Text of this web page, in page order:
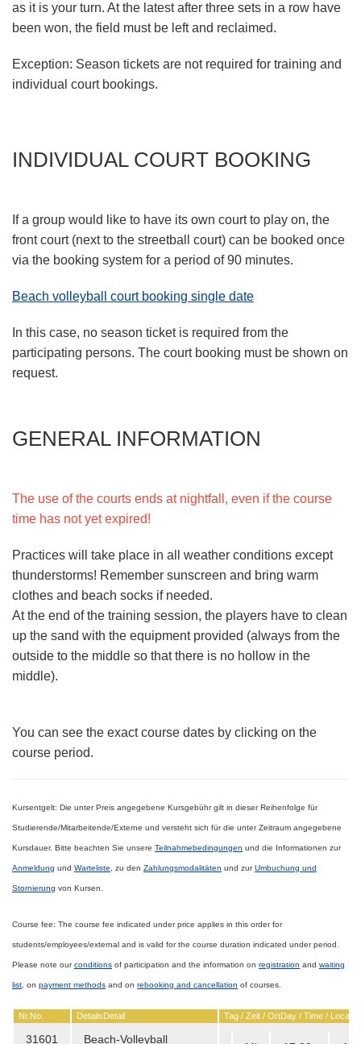
as it is your turn. At the latest after three sets in a row have
been won, the field must be left and reclaimed.
Exception: Season tickets are not required for training and
individual court bookings.
INDIVIDUAL COURT BOOKING
If a group would like to have its own court to play on, the
front court (next to the streetball court) can be booked once
via the booking system for a period of 90 minutes.
Beach volleyball court booking single date
In this case, no season ticket is required from the
participating persons. The court booking must be shown on
request.
GENERAL INFORMATION
The use of the courts ends at nightfall, even if the course
time has not yet expired!
Practices will take place in all weather conditions except
thunderstorms! Remember sunscreen and bring warm
clothes and beach socks if needed.
At the end of the training session, the players have to clean
up the sand with the equipment provided (always from the
outside to the middle so that there is no hollow in the
middle).
You can see the exact course dates by clicking on the
course period.
Kursentgelt: Die unter Preis angegebene Kursgebühr gilt in dieser Reihenfolge für
Studierende/Mitarbeitende/Externe und versteht sich für die unter Zeitraum angegebene
Kursdauer. Bitte beachten Sie unsere Teilnahmebedingungen und die Informationen zur
Anmeldung und Warteliste , zu den Zahlungsmodalitäten und zurUmbuchung und
Stornierung von Kursen.
Course fee: The course fee indicated under price applies in this order for
students/employees/external and is valid for the course duration indicated under period.
Please note ourconditions of participation and the information on registration and waiting
list , on payment methods and on rebooking and cancellation of courses.
Nr. No. DetailsDetail Tag / Zeit / OrtDay / Time /
31601 Beach-Volleyball